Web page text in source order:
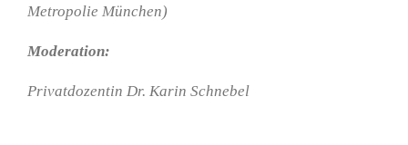
Metropolie München)
Moderation:
Privatdozentin Dr. Karin Schnebel